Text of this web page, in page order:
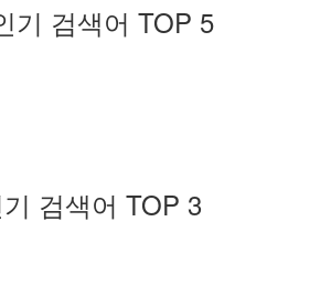
기 검색어 TOP 5
검색어 TOP 3